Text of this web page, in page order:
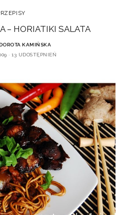
– HORIATIKI SALATA
KAMIŃSKA
13 UDOSTĘPNIEŃ